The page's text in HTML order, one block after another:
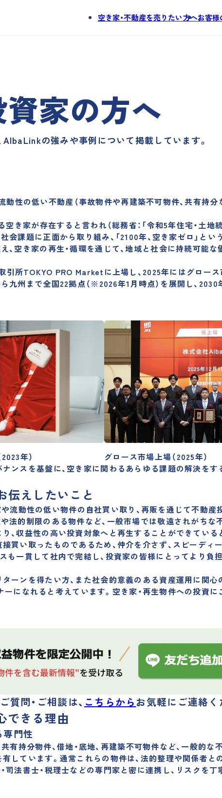
空き家・不動産を売りたい方へお客様
家の方へ
の強みや事例について掲載しています。
動性の低い不動産（事故物件や再建築不可物件、共有持
き家が存在すると言われ（総務省：「令和5年住宅・土地
会課題に正面から取り組み、「2100年、空き家ゼロ」と
、空き家の再生・循環を通じて、地域と社会に持続可能
所TOKYO PRO Marketに上場し、2025年にはグロー
九州まで全国22拠点（※2026年1月時点）を展開し、
年）
グロース市場上場（2025年）
ンスを基盤に、空き家に関わるあらゆる課題の解決をす
伝えしたいこと
流動性の低い物件の自社買い取り、再販を通じて不動産
法的制限のある物件など、一般市場では敬遠されがちな
、収益性の高い投資対象へと再生することができている
買い取ったものであるため、仲介を介さず、 スピーディ
も一貫して社内で完結し、投資家の皆様にとってより負
ーンを得たい方、また社会的意義のある資産運用に関心
になれると考えています。空き家・再生物件への投資に
質問・ご相談は、 こちらからお気軽にご連絡く
できる理由
門性
有持分物件、借地・底地、再建築不可物件など、一般的
しています。通常これらの物件は、法的整理や関係者と
司法書士・税理士などの専門家と密に連携し、リスクを